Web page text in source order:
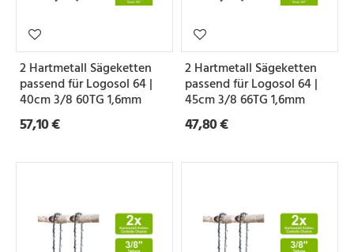
2 Hartmetall Sägeketten
passend für Logosol 64 |
40cm 3/8 60TG 1,6mm
57,10 €
2 Hartmetall Sägeketten
passend für Logosol 64 |
45cm 3/8 66TG 1,6mm
47,80 €